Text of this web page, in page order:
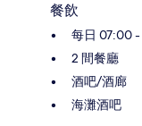
餐飲
每日 07:00
2 間餐廳
酒吧/酒廊
海灘酒吧